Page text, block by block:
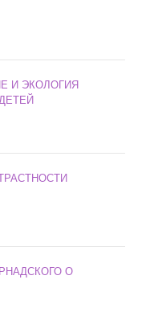
И ЭКОЛОГИЯ
О